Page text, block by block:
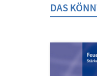
DAS